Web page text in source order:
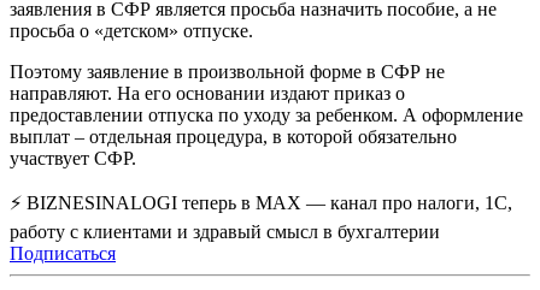
заявления в СФР является просьба назначить пособие, а не
просьба о «детском» отпуске.
Поэтому заявление в произвольной форме в СФР не
направляют. На его основании издают приказ о
предоставлении отпуска по уходу за ребенком. А оформление
выплат – отдельная процедура, в которой обязательно
участвует СФР.
⚡ BIZNESINALOGI теперь в MAX — канал про налоги, 1С,
работу с клиентами и здравый смысл в бухгалтерии
Подписаться